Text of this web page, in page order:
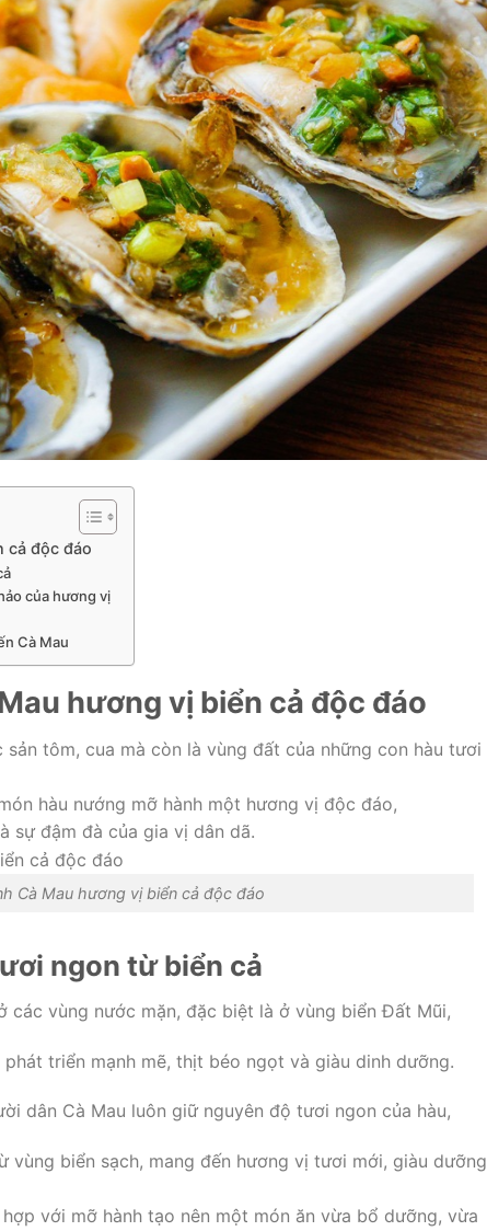
cả độc đáo
của hương vị
Cà Mau
hương vị biển cả độc đáo
tôm, cua mà còn là vùng đất của những con hàu tươi
hàu nướng mỡ hành một hương vị độc đáo,
sự đậm đà của gia vị dân dã.
Cà Mau hương vị biển cả độc đáo
ngon từ biển cả
các vùng nước mặn, đặc biệt là ở vùng biển Đất Mũi,
triển mạnh mẽ, thịt béo ngọt và giàu dinh dưỡng.
dân Cà Mau luôn giữ nguyên độ tươi ngon của hàu,
biển sạch, mang đến hương vị tươi mới, giàu dưỡng
với mỡ hành tạo nên một món ăn vừa bổ dưỡng, vừa